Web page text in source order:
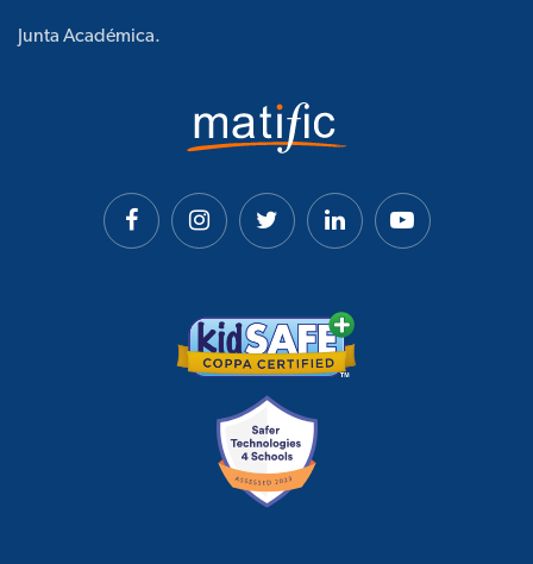
Junta Académica.